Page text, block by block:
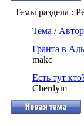
Темы раздела :
Тема / Автор
Гранта в
makc
Есть тут
Cherdym